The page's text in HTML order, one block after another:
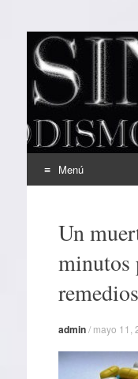
EL
Periodismo
Menú
contenido
Un
minutos
remedios
admin/ mayo 11,